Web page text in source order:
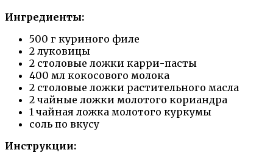
Ингредиенты:
500 г куриного филе
2 луковицы
2 столовые ложки карри-пасты
400 мл кокосового молока
2 столовые ложки растительного масла
2 чайные ложки молотого кориандра
1 чайная ложка молотого куркумы
соль по вкусу
Инструкции: